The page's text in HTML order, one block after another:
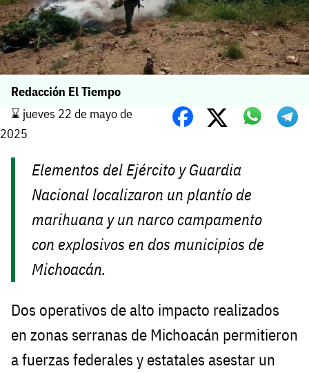
Redacción El Tiempo
⌛️ jueves 22 de mayo de
2025
Elementos del Ejército y Guardia
Nacional localizaron un plantío de
marihuana y un narco campamento
con explosivos en dos municipios de
Michoacán.
Dos operativos de alto impacto realizados
en zonas serranas de Michoacán permitieron
a fuerzas federales y estatales asestar un